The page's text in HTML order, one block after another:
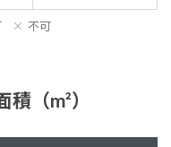
不可
（m²）